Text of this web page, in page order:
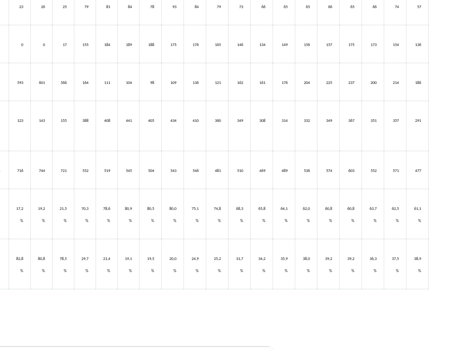
23 26 25 79 81 84 78 93 84 79 73 66 65 65 66 65 66 74 57
0 0 17 155 184 189 188 175 176 165 146 134 149 156 157 175 173 154 136
593 601 566 164 111 104 98 109 136 121 162 161 176 204 225 237 200 214 186
123 143 155 388 408 441 405 434 410 360 349 308 314 332 349 367 351 357 291
716 744 721 552 519 545 504 543 546 481 510 469 489 536 574 603 552 571 477
17,2
%
19,2
%
21,5
%
70,3
%
78,6
%
80,9
%
80,5
%
80,0
%
75,1
%
74,8
%
68,3
%
65,8
%
64,1
%
62,0
%
60,8
%
60,8
%
63,7
%
62,5
%
61,1
%
82,8
%
80,8
%
78,5
%
29,7
%
21,4
%
19,1
%
19,5
%
20,0
%
24,9
%
25,2
%
31,7
%
34,2
%
35,9
%
38,0
%
39,2
%
39,2
%
36,3
%
37,5
%
38,9
%